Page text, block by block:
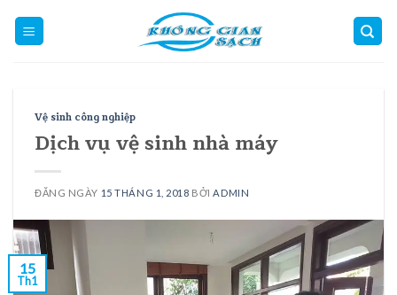
Vệ sinh công nghiệp
Dịch vụ vệ sinh nhà máy
ĐĂNG NGÀY 15 THÁNG 1, 2018 BỞI ADMIN
15
Th1